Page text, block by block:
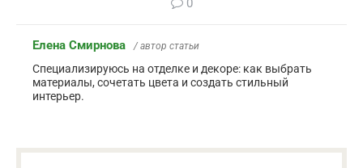
0
Елена Смирнова / автор статьи
Специализируюсь на отделке и декоре: как выбрать
материалы, сочетать цвета и создать стильный
интерьер.